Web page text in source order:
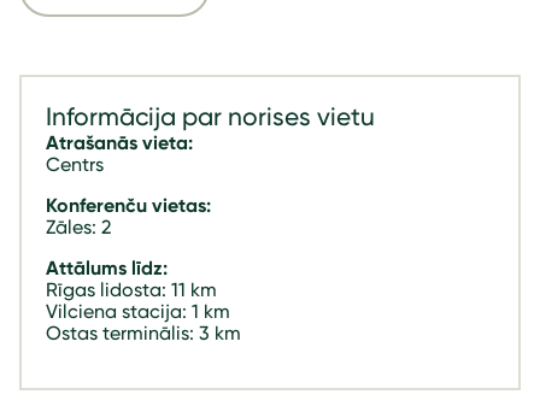
Informācija par norises vietu
Atrašanās vieta:
Centrs
Konferenču vietas:
Zāles: 2
Attālums līdz:
Rīgas lidosta: 11 km
Vilciena stacija: 1 km
Ostas terminālis: 3 km